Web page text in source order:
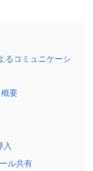
るコミュニケーシ
要
入
ル共有